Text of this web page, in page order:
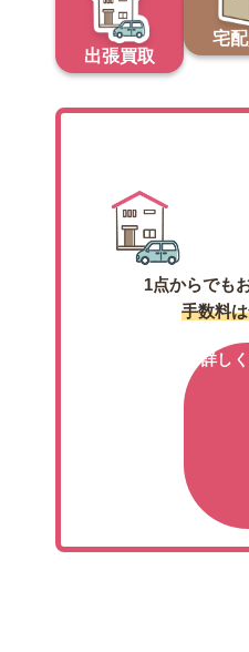
出張買取
宅
1点からでも
手数料
詳し